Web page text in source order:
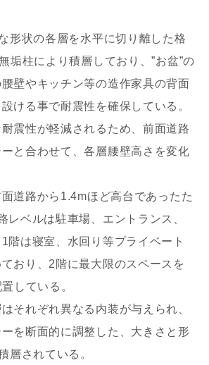
写真を拡大する
写真を拡大する
形状の各層を水平に切り離した格
垢柱により積層しており、”お盆”の
壁やキッチン等の造作家具の背面
ける事で耐震性を確保している。
耐震性が軽減されるため、前面道路
と合わせて、各層腰壁高さを変化
道路から1.4mほど高台であったた
レベルは駐車場、エントランス、
階は寝室、水回り等プライベート
おり、2階に最大限のスペースを
している。
それぞれ異なる内装が与えられ、
を断面的に調整した、大きさと形
層されている。